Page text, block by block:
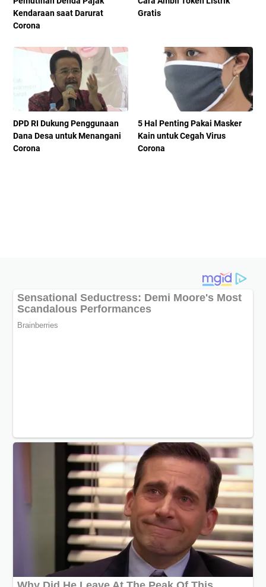
Kendaraan saat Darurat
Corona
Gratis
DPD RI Dukung Penggunaan
Dana Desa untuk Menangani
Corona
5 Hal Penting Pakai Masker
Kain untuk Cegah Virus
Corona